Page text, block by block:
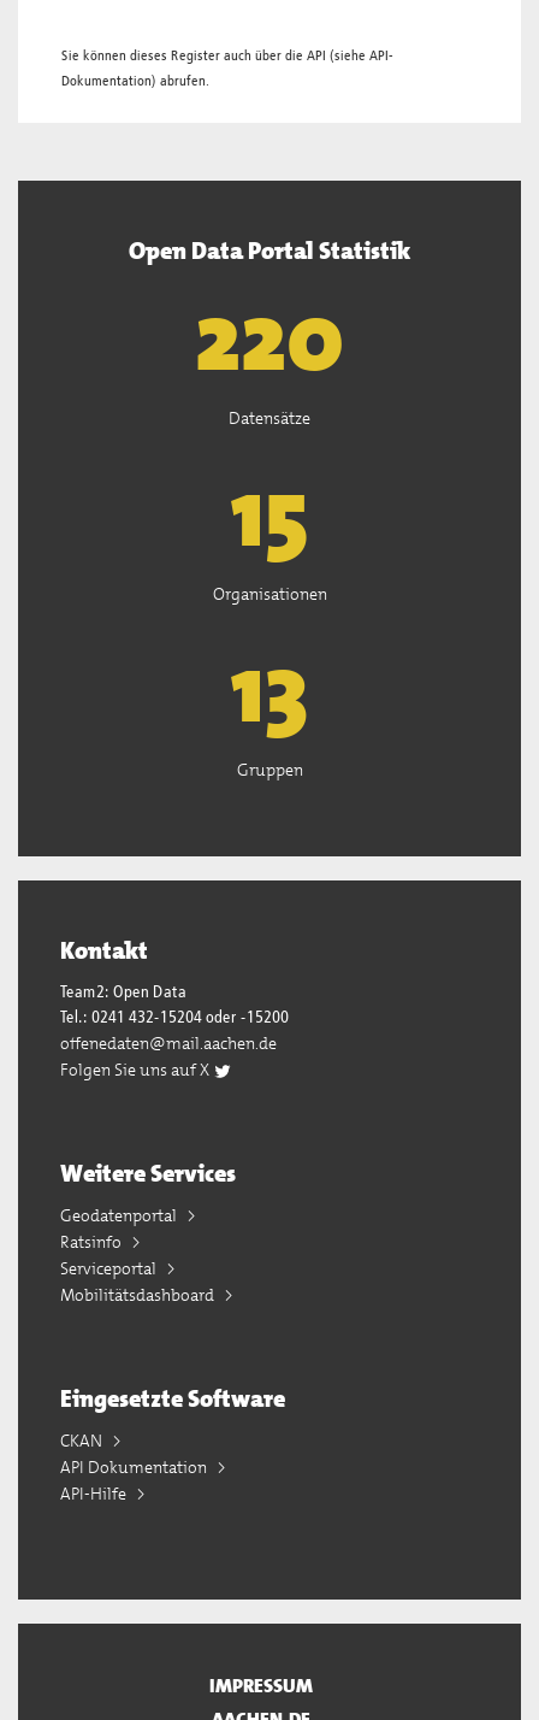
Sie können dieses Register auch über die API (siehe API-
Dokumentation) abrufen.
Open Data Portal Statistik
222
Datensätze
15
Organisationen
13
Gruppen
Kontakt
Team2: Open Data
Tel.: 0241 432-15204 oder -15200
offenedaten@mail.aachen.de
Folgen Sie uns auf X
Weitere Services
Geodatenportal
Ratsinfo
Serviceportal
Mobilitätsdashboard
Eingesetzte Software
CKAN
API Dokumentation
API-Hilfe
IMPRESSUM